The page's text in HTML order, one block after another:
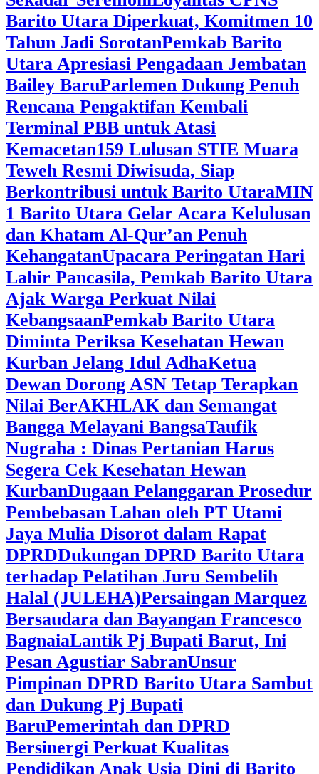
Barito Utara Diperkuat, Komitmen 10
Tahun Jadi SorotanPemkab Barito
Utara Apresiasi Pengadaan Jembatan
Bailey BaruParlemen Dukung Penuh
Rencana Pengaktifan Kembali
Terminal PBB untuk Atasi
Kemacetan159 Lulusan STIE Muara
Teweh Resmi Diwisuda, Siap
Berkontribusi untuk Barito UtaraMIN
1 Barito Utara Gelar Acara Kelulusan
dan Khatam Al-Qur’an Penuh
KehangatanUpacara Peringatan Hari
Lahir Pancasila, Pemkab Barito Utara
Ajak Warga Perkuat Nilai
KebangsaanPemkab Barito Utara
Diminta Periksa Kesehatan Hewan
Kurban Jelang Idul AdhaKetua
Dewan Dorong ASN Tetap Terapkan
Nilai BerAKHLAK dan Semangat
Bangga Melayani BangsaTaufik
Nugraha : Dinas Pertanian Harus
Segera Cek Kesehatan Hewan
KurbanDugaan Pelanggaran Prosedur
Pembebasan Lahan oleh PT Utami
Jaya Mulia Disorot dalam Rapat
DPRDDukungan DPRD Barito Utara
terhadap Pelatihan Juru Sembelih
Halal (JULEHA)Persaingan Marquez
Bersaudara dan Bayangan Francesco
BagnaiaLantik Pj Bupati Barut, Ini
Pesan Agustiar SabranUnsur
Pimpinan DPRD Barito Utara Sambut
dan Dukung Pj Bupati
BaruPemerintah dan DPRD
Bersinergi Perkuat Kualitas
Pendidikan Anak Usia Dini di Barito